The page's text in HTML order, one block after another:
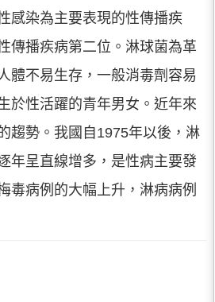
感染為主要表現的性傳播疾
傳播疾病第二位。淋球菌為革
體不易生存，一般消毒劑容易
於性活躍的青年男女。近年來
趨勢。我國自1975年以後，淋
年呈直線增多，是性病主要發
毒病例的大幅上升，淋病病例